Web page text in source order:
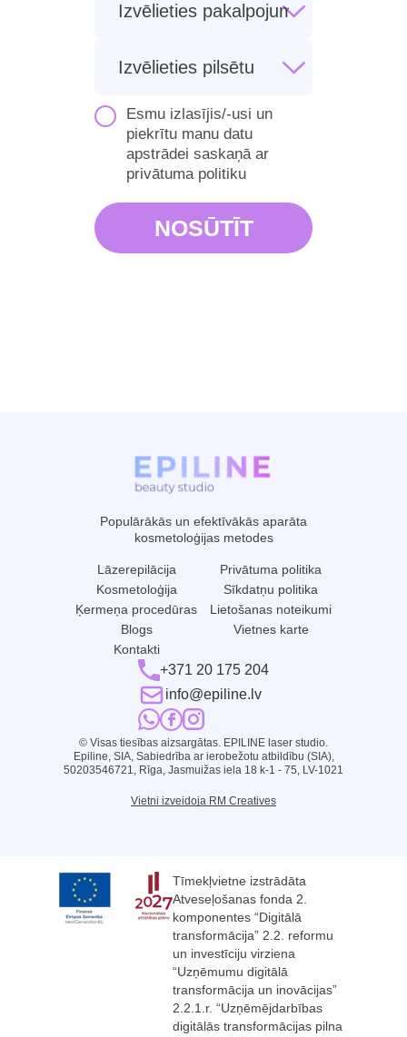
Esmu izlasījis/-usi un
piekrītu manu datu
apstrādei saskaņā ar
privātuma politiku
Populārākās un efektīvākās aparāta
kosmetoloģijas metodes
Lāzerepilācija
Kosmetoloģija
Ķermeņa procedūras
Blogs
Kontakti
Privātuma politika
Sīkdatņu politika
Lietošanas noteikumi
Vietnes karte
+371 20 175 204
info@epiline.lv
© Visas tiesības aizsargātas. EPILINE laser studio.
Epiline, SIA, Sabiedrība ar ierobežotu atbildību (SIA),
50203546721, Rīga, Jasmuižas iela 18 k-1 - 75, LV-1021
Vietni izveidoja RM Creatives
Tīmekļvietne izstrādāta
Atveseļošanas fonda 2.
komponentes “Digitālā
transformācija” 2.2. reformu
un investīciju virziena
“Uzņēmumu digitālā
transformācija un inovācijas”
2.2.1.r. “Uzņēmējdarbības
digitālās transformācijas pilna